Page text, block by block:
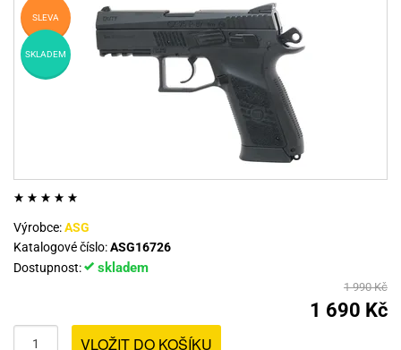
PŘÍSLUŠENSTVÍ
DETEKTORY KOVŮ
SLEVA
SKLADEM
Výrobce:ASG
Katalogové číslo:ASG16726
Dostupnost:
skladem
1 990 Kč
1 690 Kč
VLOŽIT DO KOŠÍKU